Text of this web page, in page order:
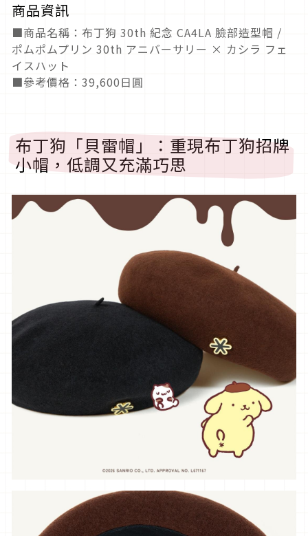
商品資訊
■商品名稱：布丁狗 30th 紀念 CA4LA 臉部造型帽 /
ポムポムプリン 30th アニバーサリー × カシラ フェ
イスハット
■參考價格：39,600日圓
布丁狗「貝雷帽」：重現布丁狗招牌
小帽，低調又充滿巧思